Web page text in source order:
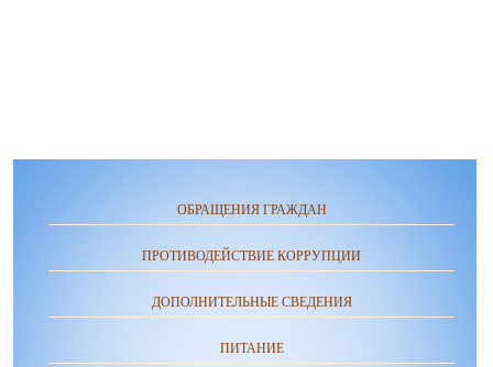
ОБРАЩЕНИЯ ГРАЖДАН
ПРОТИВОДЕЙСТВИЕ КОРРУПЦИИ
ДОПОЛНИТЕЛЬНЫЕ СВЕДЕНИЯ
ПИТАНИЕ